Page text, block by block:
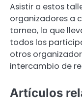
Asistir a estos
organizadores a
torneo, lo que
todos los
otros
intercambio de
Artículos